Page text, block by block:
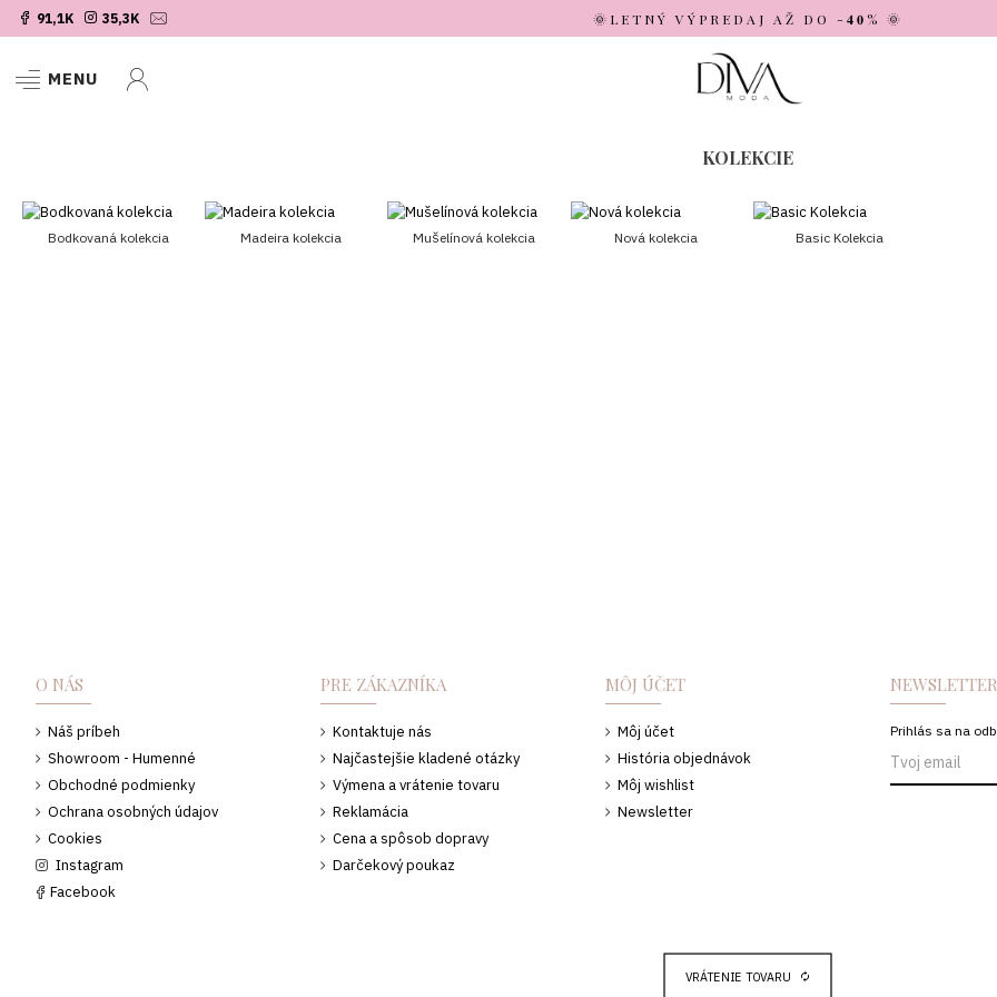
91,1K 35,3K 🌞LETNÝ VÝPREDAJ AŽ DO -𝟒𝟎% 🌞
MENU
KOLEKCIE
Bodkovaná kolekcia Madeira kolekcia Mušelínová kolekcia Nová kolekcia Basic Kolekcia
O NÁS
Náš príbeh
Showroom - Humenné
Obchodné podmienky
Ochrana osobných údajov
Cookies
Instagram
Facebook
PRE ZÁKAZNÍKA
Kontaktuje nás
Najčastejšie kladené otázky
Výmena a vrátenie tovaru
Reklamácia
Cena a spôsob dopravy
Darčekový poukaz
MÔJ ÚČET
Môj účet
História objednávok
Môj wishlist
Newsletter
NEWSLETTER
Prihlás sa na
VRÁTENIE TOVARU